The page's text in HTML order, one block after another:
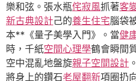
樂和弦。張水瓶侘寂風抓著客
新古典設計己的養生住宅腦袋
本**《量子美學入門》。當健
時，千紙空間心理學鶴會瞬間
空中混亂地盤旋親子空間設計
將身上的鑽石老屋翻新項圈扔